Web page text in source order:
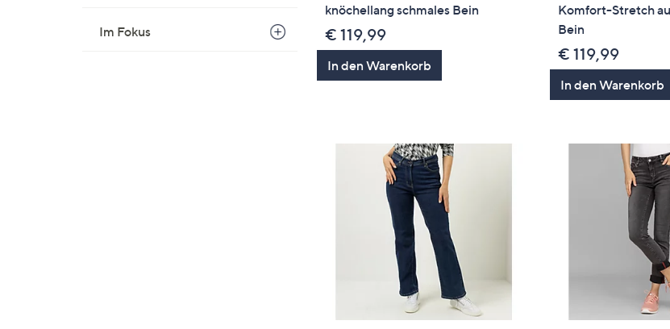
Im Fokus
knöchellang schmales Bein
€ 119,99
In den Warenkorb
Komfort-Stretch
Bein
€ 119,99
In den Warenkorb